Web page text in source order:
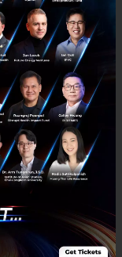
Co-Working Space